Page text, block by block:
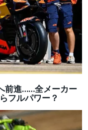
前進……全メーカー
フルパワー？